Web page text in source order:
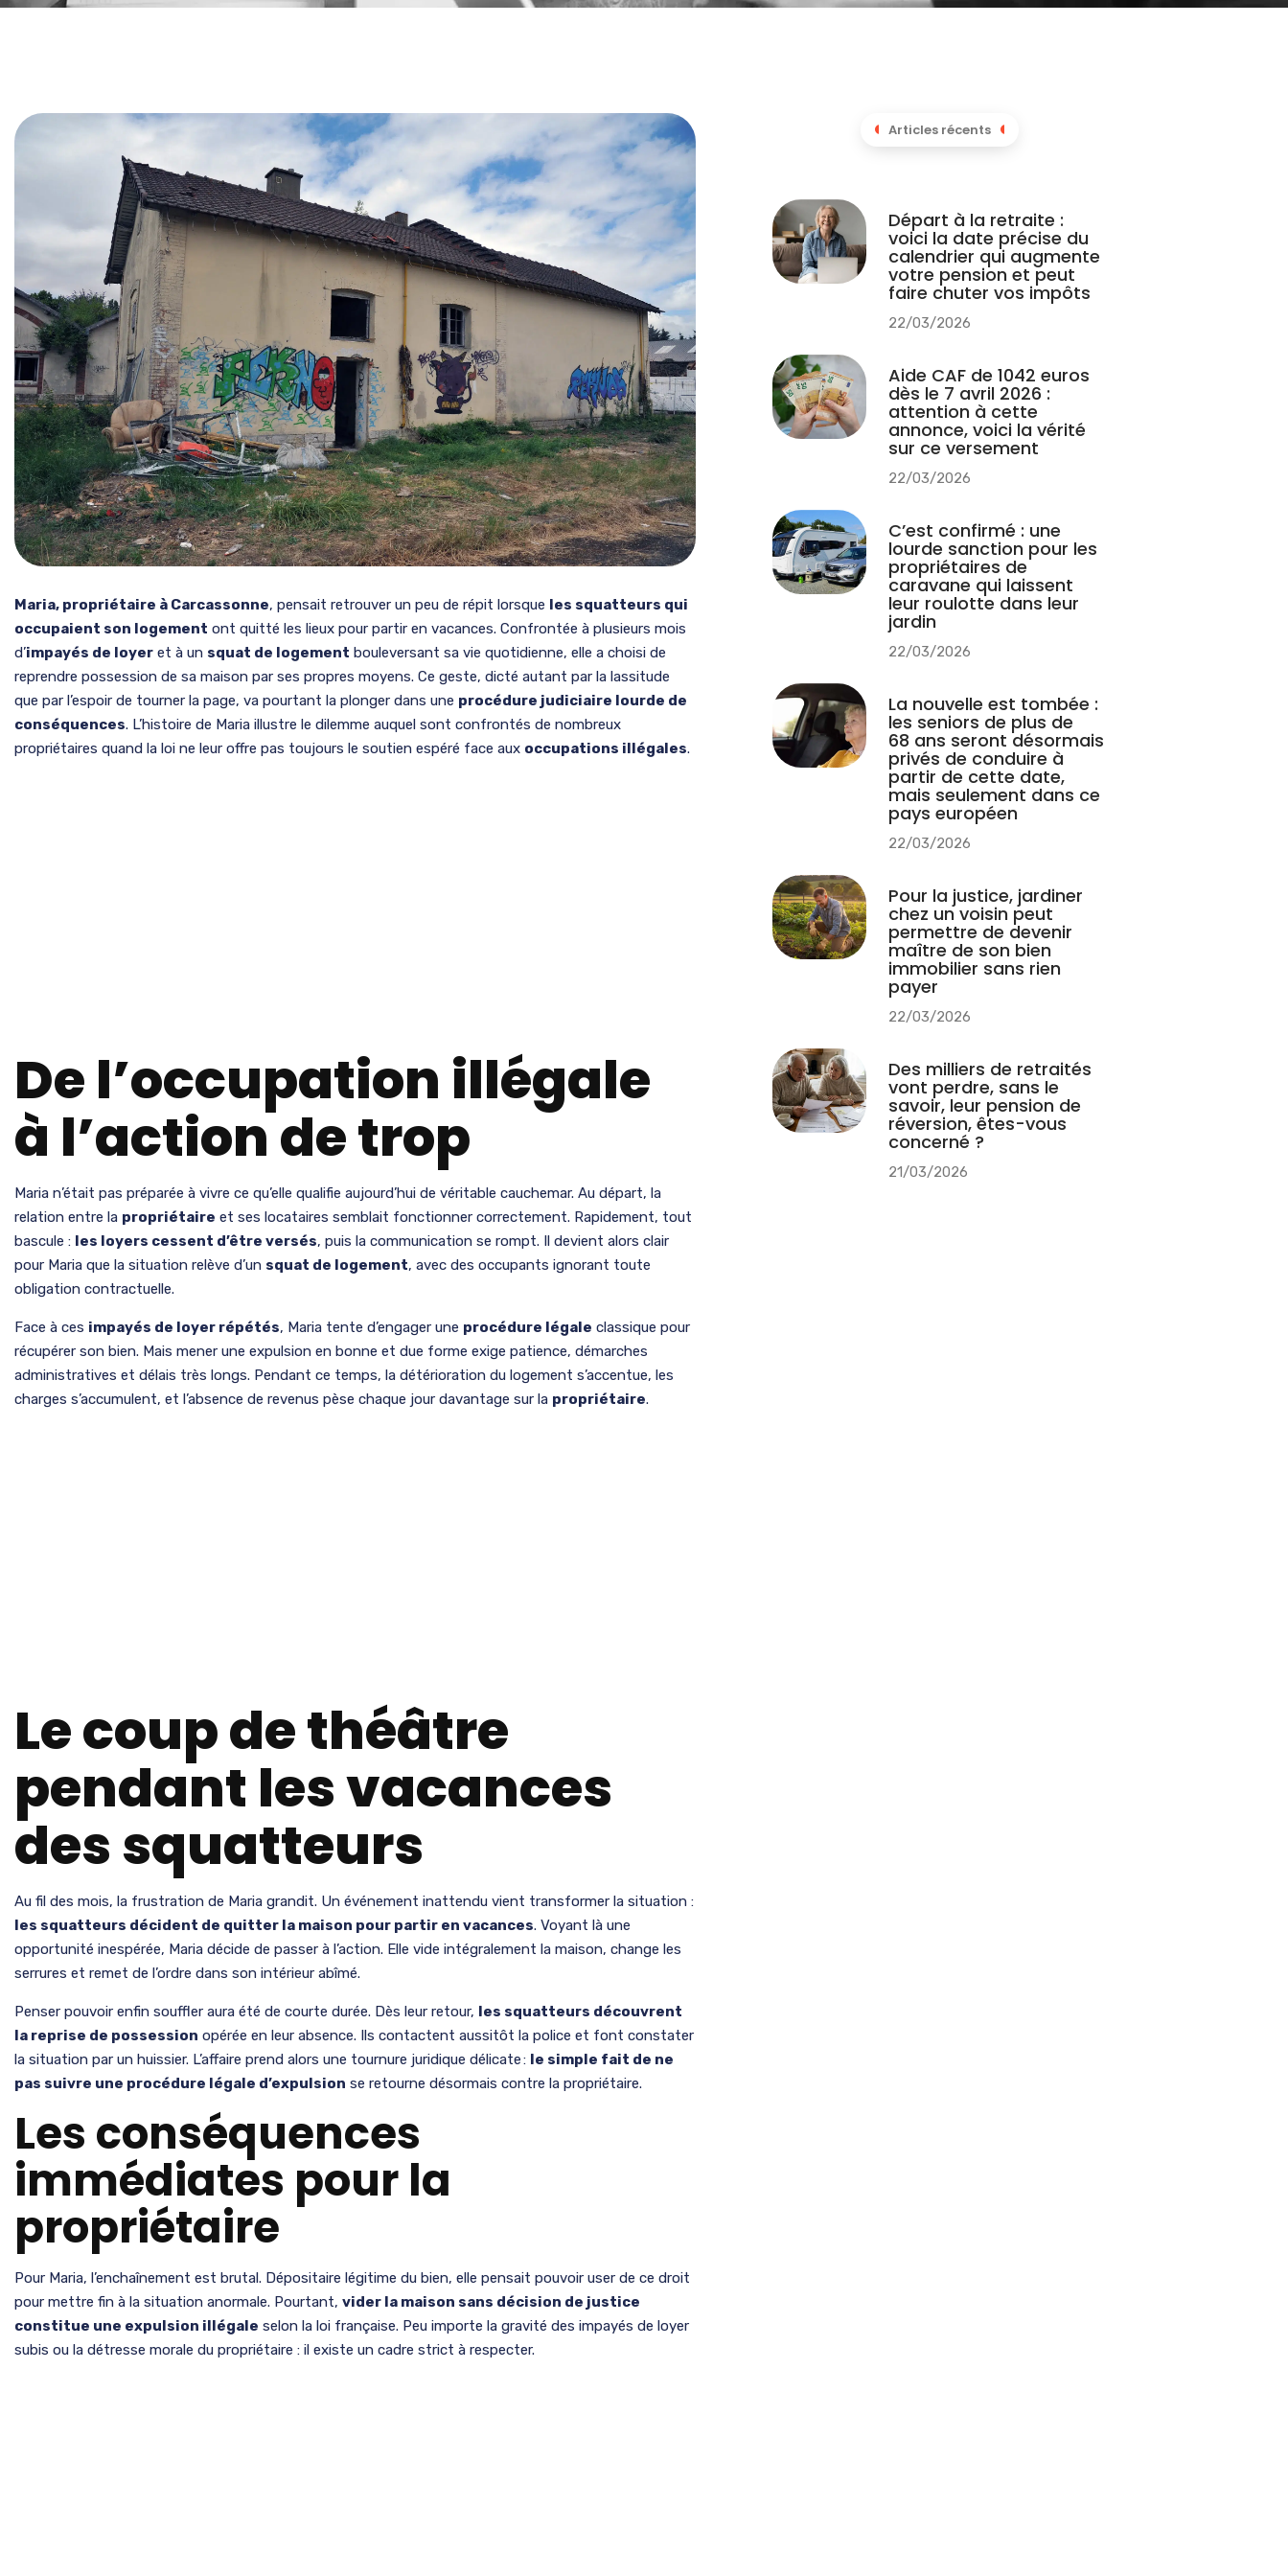
Maria, propriétaire à Carcassonne, pensait retrouver un peu de répit lorsque les squatteurs qui
occupaient son logement ont quitté les lieux pour partir en vacances. Confrontée à plusieurs mois
d’impayés de loyer et à un squat de logement bouleversant sa vie quotidienne, elle a choisi de
reprendre possession de sa maison par ses propres moyens. Ce geste, dicté autant par la lassitude
que par l’espoir de tourner la page, va pourtant la plonger dans une procédure judiciaire lourde de
conséquences. L’histoire de Maria illustre le dilemme auquel sont confrontés de nombreux
propriétaires quand la loi ne leur offre pas toujours le soutien espéré face aux occupations illégales.
De l’occupation illégale
à l’action de trop
Maria n’était pas préparée à vivre ce qu’elle qualifie aujourd’hui de véritable cauchemar. Au départ, la
relation entre la propriétaire et ses locataires semblait fonctionner correctement. Rapidement, tout
bascule : les loyers cessent d’être versés, puis la communication se rompt. Il devient alors clair
pour Maria que la situation relève d’un squat de logement, avec des occupants ignorant toute
obligation contractuelle.
Face à ces impayés de loyer répétés, Maria tente d’engager une procédure légale classique pour
récupérer son bien. Mais mener une expulsion en bonne et due forme exige patience, démarches
administratives et délais très longs. Pendant ce temps, la détérioration du logement s’accentue, les
charges s’accumulent, et l’absence de revenus pèse chaque jour davantage sur la propriétaire.
Le coup de théâtre
pendant les vacances
des squatteurs
Au fil des mois, la frustration de Maria grandit. Un événement inattendu vient transformer la situation :
les squatteurs décident de quitter la maison pour partir en vacances. Voyant là une
opportunité inespérée, Maria décide de passer à l’action. Elle vide intégralement la maison, change les
serrures et remet de l’ordre dans son intérieur abîmé.
Penser pouvoir enfin souffler aura été de courte durée. Dès leur retour, les squatteurs découvrent
la reprise de possession opérée en leur absence. Ils contactent aussitôt la police et font constater
la situation par un huissier. L’affaire prend alors une tournure juridique délicate : le simple fait de ne
pas suivre une procédure légale d’expulsion se retourne désormais contre la propriétaire.
Les conséquences
immédiates pour la
propriétaire
Pour Maria, l’enchaînement est brutal. Dépositaire légitime du bien, elle pensait pouvoir user de ce droit
pour mettre fin à la situation anormale. Pourtant, vider la maison sans décision de justice
constitue une expulsion illégale selon la loi française. Peu importe la gravité des impayés de loyer
subis ou la détresse morale du propriétaire : il existe un cadre strict à respecter.
Articles récents
Départ à la retraite :
voici la date précise du
calendrier qui augmente
votre pension et peut
faire chuter vos impôts
22/03/2026
Aide CAF de 1042 euros
dès le 7 avril 2026 :
attention à cette
annonce, voici la vérité
sur ce versement
22/03/2026
C’est confirmé : une
lourde sanction pour les
propriétaires de
caravane qui laissent
leur roulotte dans leur
jardin
22/03/2026
La nouvelle est tombée :
les seniors de plus de
68 ans seront désormais
privés de conduire à
partir de cette date,
mais seulement dans ce
pays européen
22/03/2026
Pour la justice, jardiner
chez un voisin peut
permettre de devenir
maître de son bien
immobilier sans rien
payer
22/03/2026
Des milliers de retraités
vont perdre, sans le
savoir, leur pension de
réversion, êtes-vous
concerné ?
21/03/2026